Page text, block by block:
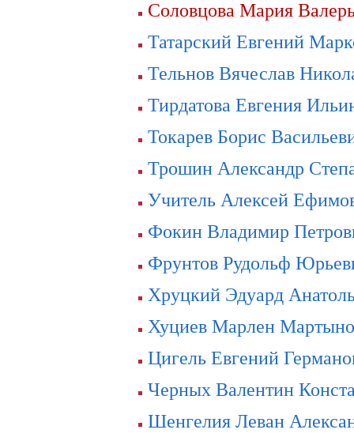
Соловцова Мария
Татарский Евгений
Тельнов Вячеслав
Тирдатова Евгения
Токарев Борис
Трошин Александр
Учитель Алексей
Фокин Владимир
Фрунтов Рудольф
Хруцкий Эдуард
Хуциев Марлен
Цигель Евгений
Черных Валентин
Шенгелия Леван